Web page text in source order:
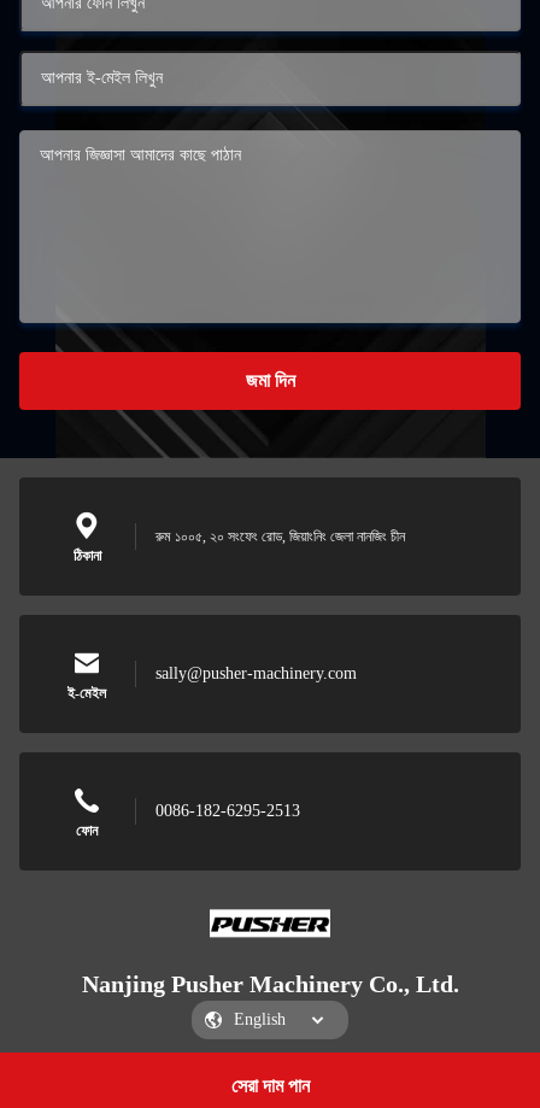
সেরা দাম পান
জমা দিন
ঠিকানা
রুম ১০০৫, ২০ সংফেং রোড, জিয়াংনিং জেলা নানজিং চীন
ই-মেইল
sally@pusher-machinery.com
ফোন
0086-182-6295-2513
Nanjing Pusher Machinery Co., Ltd.
Nanjing Pusher Machinery Co., Ltd.